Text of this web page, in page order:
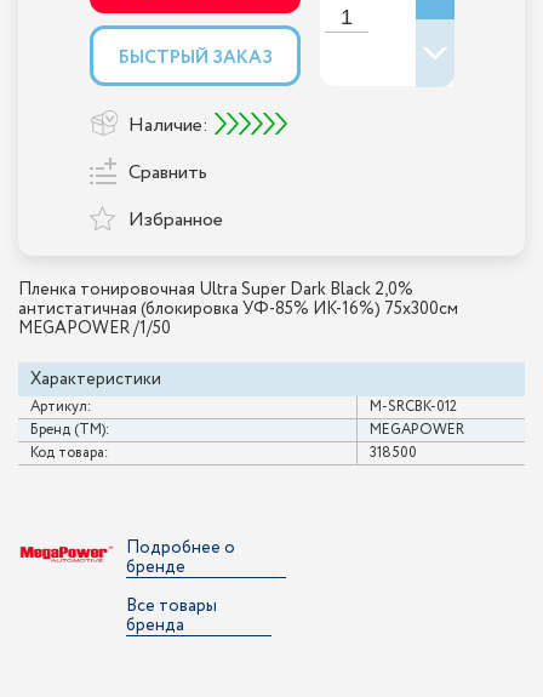
Пленка тонировочная Ultra Super Dark Black 2,0%
антистатичная (блокировка УФ-85% ИК-16%) 75х300см
MEGAPOWER /1/50
Характеристики
Артикул:
M-SRCBK-012
Бренд (ТМ):
MEGAPOWER
Код товара:
318500
БЫСТРЫЙ ЗАКАЗ
Наличие:
Сравнить
Избранное
Подробнее о
бренде
Все товары
бренда